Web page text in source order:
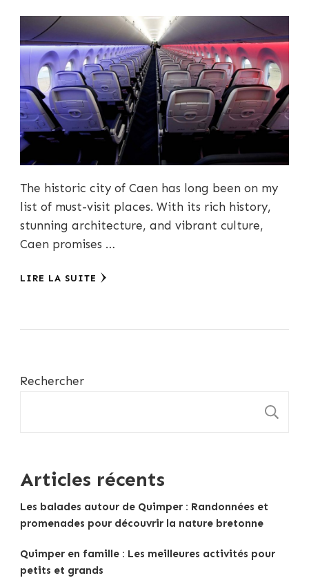
The historic city of Caen has long been on my
list of must-visit places. With its rich history,
stunning architecture, and vibrant culture,
Caen promises …
LIRE LA SUITE
Rechercher
Articles récents
Les balades autour de Quimper : Randonnées et
promenades pour découvrir la nature bretonne
Quimper en famille : Les meilleures activités pour
petits et grands